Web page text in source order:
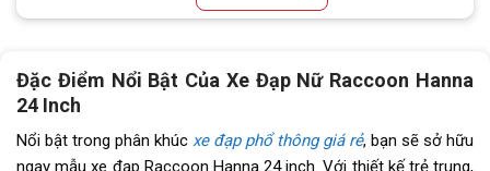
Lốp xe CST 24x1.75
Tăng tốc trước (Gạt
đĩa)
Đặc Điểm Nổi Bật Của Xe Đạp Nữ Raccoon Hanna
24 Inch
Nổi bật trong phân khúc xe đạp phổ thông giá rẻ, bạn sẽ sở hữu
ngay mẫu xe đạp Raccoon Hanna 24 inch. Với thiết kế trẻ trung,